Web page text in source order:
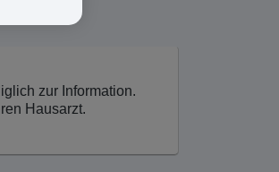
zur Information.
Hausarzt.